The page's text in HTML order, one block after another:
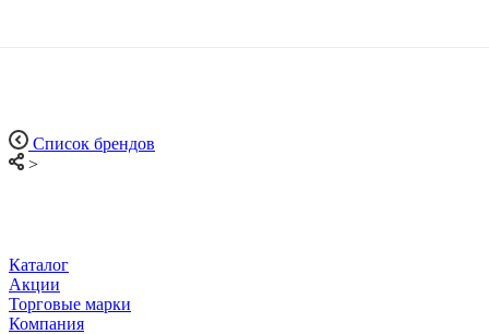
Список брендов
>
Каталог
Акции
Торговые марки
Компания